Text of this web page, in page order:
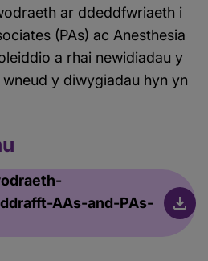
ar ddeddfwriaeth i
(PAs) ac Anesthesia
a rhai newidiadau y
y diwygiadau hyn yn
AAs-and-PAs-